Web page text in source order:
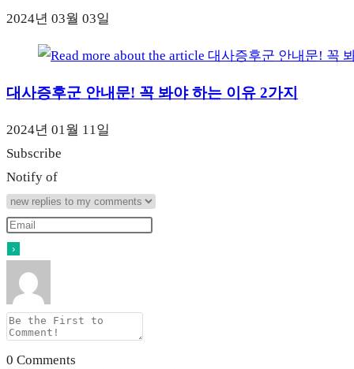
2024년 03월 03일
대사증후군 안내문! 꼭 봐야 하는 이유 2가지
2024년 01월 11일
Subscribe
Notify of
0 Comments